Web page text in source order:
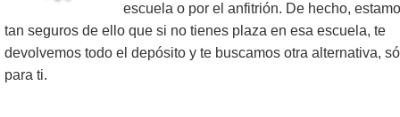
escuela o por el anfitrión. De hecho,
tan seguros de ello que si no tienes plaza en esa escuela, te
devolvemos todo el depósito y te buscamos otra alternativa,
para ti.